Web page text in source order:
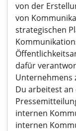
von der
von
strategischen
dafür
Unternehmens
Du arbeitest
internen
internen